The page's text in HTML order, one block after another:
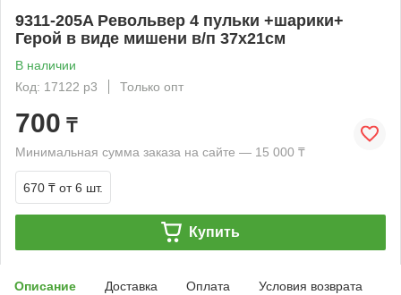
9311-205A Револьвер 4 пульки +шарики+
Герой в виде мишени в/п 37х21см
В наличии
Код: 17122 р3
Только опт
700 ₸
Минимальная сумма заказа на сайте — 15 000 ₸
670 ₸ от 6 шт.
Купить
Описание Доставка Оплата Условия возврата